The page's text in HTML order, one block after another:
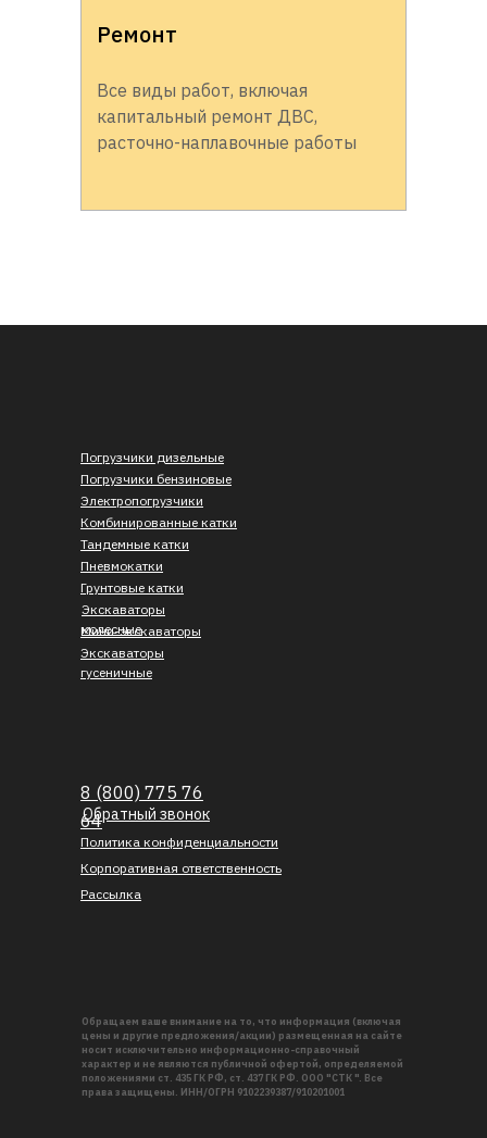
Ремонт
Все виды работ, включая
капитальный ремонт ДВС,
расточно-наплавочные работы
Обращаем ваше внимание на то, что информация (включая
цены и другие предложения/акции) размещенная на сайте
носит исключительно информационно-справочный
характер и не являются публичной офертой, определяемой
положениями ст. 435 ГК РФ, ст. 437 ГК РФ. ООО "СТК ". Все
права защищены. ИНН/ОГРН 9102239387/910201001
Погрузчики дизельные
Погрузчики бензиновые
Электропогрузчики
Экскаваторы
колесные
Обратный звонок
Экскаваторы
гусеничные
Мини-экскаваторы
Комбинированные катки
Грунтовые катки
Тандемные катки
Пневмокатки
Корпоративная ответственность
Рассылка
8 (800) 775 76
64
Политика конфиденциальности